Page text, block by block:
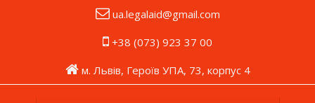
ua.legalaid@gmail.com
+38 (073) 923 37 00
м. Львів, Героїв УПА, 73, корпус 4